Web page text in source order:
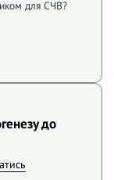
для СЧВ?
до